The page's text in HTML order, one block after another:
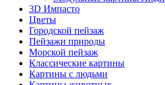
3D Импасто
Цветы
Городской пейзаж
Пейзажи природы
Морской пейзаж
Классические картины
Картины с людьми